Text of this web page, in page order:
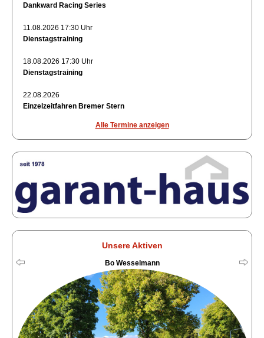
Dankward Racing Series
11.08.2026 17:30 Uhr
Dienstagstraining
18.08.2026 17:30 Uhr
Dienstagstraining
22.08.2026
Einzelzeitfahren Bremer Stern
Alle Termine anzeigen
Unsere Aktiven
Bo Wesselmann